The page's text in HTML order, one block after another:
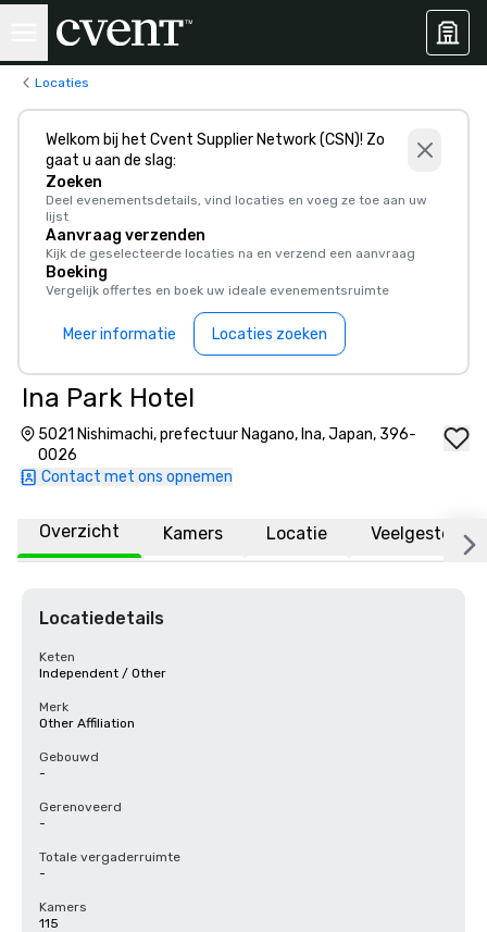
Locaties
Welkom bij het Cvent Supplier Network (CSN)! Zo
gaat u aan de slag:
Zoeken
Deel evenementsdetails, vind locaties en voeg ze toe aan uw
lijst
Aanvraag verzenden
Kijk de geselecteerde locaties na en verzend een aanvraag
Boeking
Vergelijk offertes en boek uw ideale evenementsruimte
Meer informatie Locaties zoeken
Ina Park Hotel
5021 Nishimachi, prefectuur Nagano, Ina, Japan, 396-
0026
Contact met ons opnemen
Overzicht Kamers Locatie Veelgestelde
Locatiedetails
Keten
Independent / Other
Merk
Other Affiliation
Gebouwd
-
Gerenoveerd
-
Totale vergaderruimte
-
Kamers
115